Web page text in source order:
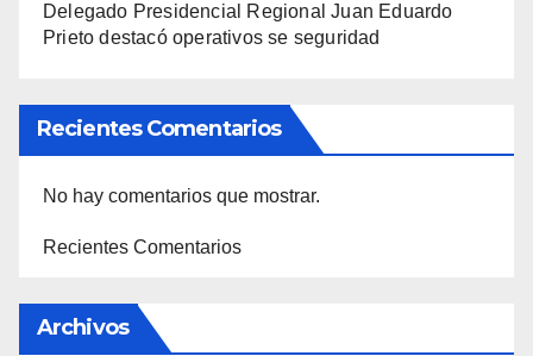
Delegado Presidencial Regional Juan Eduardo
Prieto destacó operativos se seguridad
Recientes Comentarios
No hay comentarios que mostrar.
Recientes Comentarios
Archivos